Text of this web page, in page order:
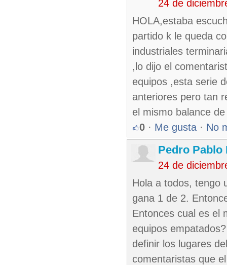
24 de
HOLA,estaba
partido k le queda
industriales
,lo dijo el
equipos ,esta serie
anteriores pero tan
el mismo balance
0 · Me gusta · No
Pedro Pablo
24 de
Hola a todos, tengo
gana 1 de 2.
Entonces cual es el
equipos
definir los lugares
comentaristas que